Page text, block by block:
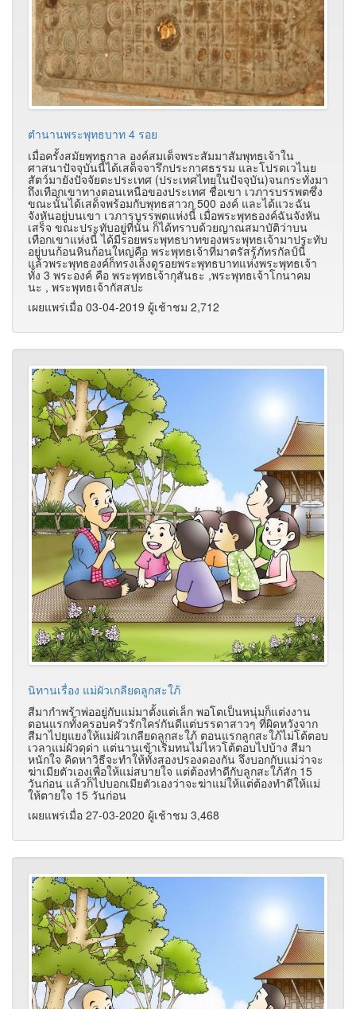
ตำนานพระพุทธบาท 4 รอย
เมื่อครั้งสมัยพุทธกาล องค์สมเด็จพระสัมมาสัมพุทธเจ้าใน
ศาสนาปัจจุบันนี้ได้เสด็จจารึกประกาศธรรม และโปรดเวไนย
สัตว์มายังปัจจัยตะประเทศ (ประเทศไทยในปัจจุบัน)จนกระทั่งมา
ถึงเทือกเขาทางตอนเหนือของประเทศ ชื่อเขา เวภารบรรพตซึ่ง
ขณะนั้นได้เสด็จพร้อมกับพุทธสาวก 500 องค์ และได้แวะฉัน
จังหันอยู่บนเขา เวภารบรรพตแห่งนี้ เมื่อพระพุทธองค์ฉันจังหัน
เสร็จ ขณะประทับอยู่ที่นั้น ก็ได้ทราบด้วยญาณสมาบัติว่าบน
เทือกเขาแห่งนี้ ได้มีรอยพระพุทธบาทของพระพุทธเจ้ามาประทับ
อยู่บนก้อนหินก้อนใหญ่คือ พระพุทธเจ้าที่มาตรัสรู้ภัทรกัลป์นี้
แล้วพระพุทธองค์ก็ทรงเล็งดูรอยพระพุทธบาทแห่งพระพุทธเจ้า
ทั้ง 3 พระองค์ คือ พระพุทธเจ้ากุสันธะ ,พระพุทธเจ้าโกนาคม
นะ , พระพุทธเจ้ากัสสปะ
เผยแพร่เมื่อ 03-04-2019 ผู้เช้าชม 2,712
นิทานเรื่อง แม่ผัวเกลียดลูกสะใภ้
สีมากำพร้าพ่ออยู่กับแม่มาตั้งแต่เล็ก พอโตเป็นหนุ่มก็แต่งงาน
ตอนแรกทั้งครอบครัวรักใคร่กันดีแต่บรรดาสาวๆ ที่ผิดหวังจาก
สีมาไปยุแยงให้แม่ผัวเกลียดลูกสะใภ้ ตอนแรกลูกสะใภ้ไม่โต้ตอบ
เวลาแม่ผัวดุด่า แต่นานเข้าเริ่มทนไม่ไหวโต้ตอบไปบ้าง สีมา
หนักใจ คิดหาวิธีจะทำให้ทั้งสองปรองดองกัน จึงบอกกับแม่ว่าจะ
ฆ่าเมียตัวเองเพื่อให้แม่สบายใจ แต่ต้องทำดีกับลูกสะใภ้สัก 15
วันก่อน แล้วก็ไปบอกเมียตัวเองว่าจะฆ่าแม่ให้แต่ต้องทำดีให้แม่
ให้ตายใจ 15 วันก่อน
เผยแพร่เมื่อ 27-03-2020 ผู้เช้าชม 3,468